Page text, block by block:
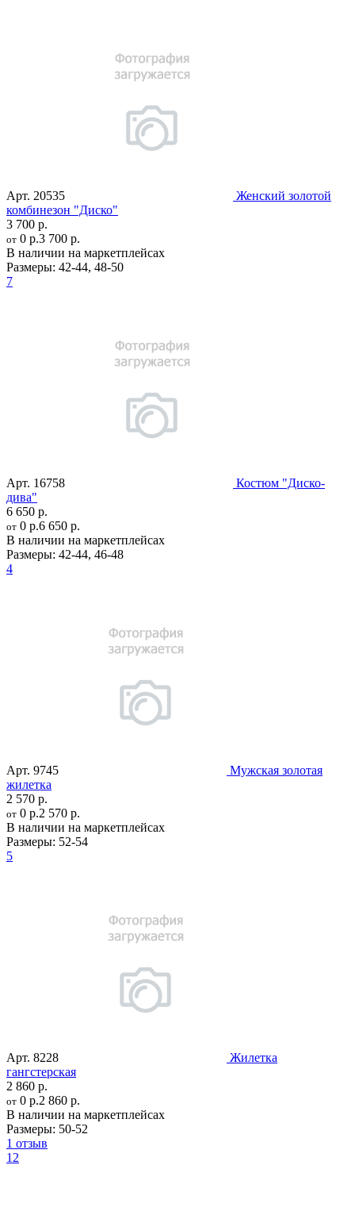
Арт. 20535
Женский золотой
комбинезон "Диско"
3 700 р.
от 0 р.3 700 р.
В наличии на маркетплейсах
Размеры: 42-44, 48-50
7
Арт. 16758
Костюм "Диско-
дива"
6 650 р.
от 0 р.6 650 р.
В наличии на маркетплейсах
Размеры: 42-44, 46-48
4
Арт. 9745
Мужская золотая
жилетка
2 570 р.
от 0 р.2 570 р.
В наличии на маркетплейсах
Размеры: 52-54
5
Арт. 8228
Жилетка
гангстерская
2 860 р.
от 0 р.2 860 р.
В наличии на маркетплейсах
Размеры: 50-52
1 отзыв
12